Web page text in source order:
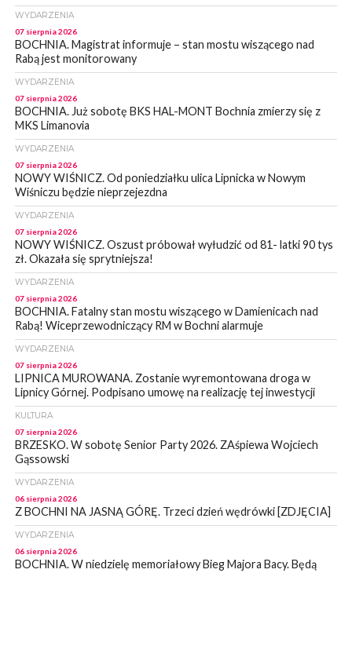
WYDARZENIA
07 sierpnia 2026
BOCHNIA. Magistrat informuje – stan mostu wiszącego nad
Rabą jest monitorowany
WYDARZENIA
07 sierpnia 2026
BOCHNIA. Już sobotę BKS HAL-MONT Bochnia zmierzy się z
MKS Limanovia
WYDARZENIA
07 sierpnia 2026
NOWY WIŚNICZ. Od poniedziałku ulica Lipnicka w Nowym
Wiśniczu będzie nieprzejezdna
WYDARZENIA
07 sierpnia 2026
NOWY WIŚNICZ. Oszust próbował wyłudzić od 81- latki 90 tys
zł. Okazała się sprytniejsza!
WYDARZENIA
07 sierpnia 2026
BOCHNIA. Fatalny stan mostu wiszącego w Damienicach nad
Rabą! Wiceprzewodniczący RM w Bochni alarmuje
WYDARZENIA
07 sierpnia 2026
LIPNICA MUROWANA. Zostanie wyremontowana droga w
Lipnicy Górnej. Podpisano umowę na realizację tej inwestycji
KULTURA
07 sierpnia 2026
BRZESKO. W sobotę Senior Party 2026. ZAśpiewa Wojciech
Gąssowski
WYDARZENIA
06 sierpnia 2026
Z BOCHNI NA JASNĄ GÓRĘ. Trzeci dzień wędrówki [ZDJĘCIA]
WYDARZENIA
06 sierpnia 2026
BOCHNIA. W niedzielę memoriałowy Bieg Majora Bacy. Będą